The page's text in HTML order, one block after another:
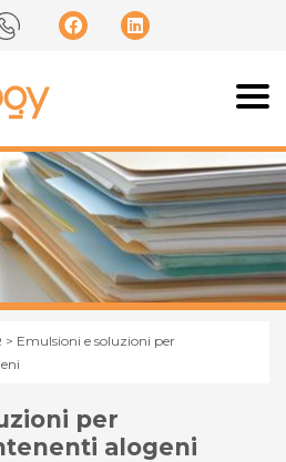
> Emulsioni e soluzioni per
per
alogeni